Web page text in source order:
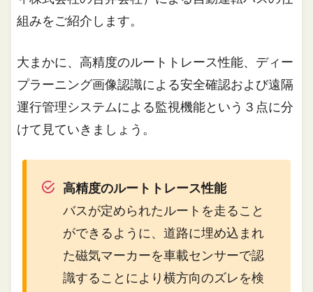
組みをご紹介します。
大まかに、高精度のルートトレース性能、ディー
プラーニング画像認識による安全確認および遠隔
運行管理システムによる監視機能という３点に分
けて見ていきましょう。
高精度のルートトレース性能
バスが定められたルートを走ること
ができるように、道路に埋め込まれ
た磁気マーカーを車載センサーで認
識することにより横方向のズレを検